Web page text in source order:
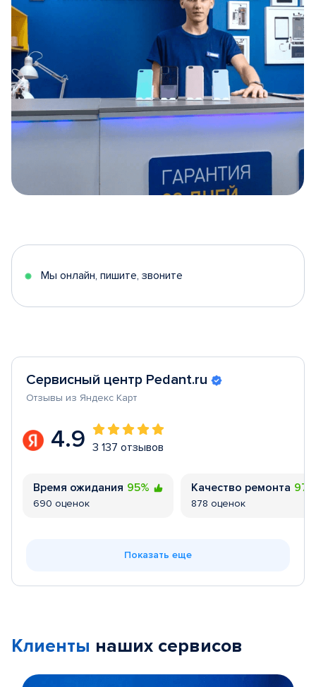
5
Мы онлайн, пишите, звоните
Сервисный центр Pedant.ru
Отзывы из Яндекс Карт
4.9 3 137 отзывов
Время ожидания 95%
690 оценок
Качество ремонта
878 оценок
Показать еще
Клиенты наших сервисов